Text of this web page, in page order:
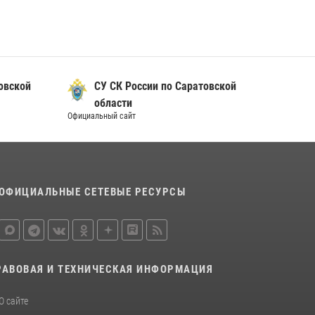
СУ СК России по Саратовской
области
Официальный сайт
СЕТЕВЫЕ РЕСУРСЫ
И ТЕХНИЧЕСКАЯ ИНФОРМАЦИЯ
О сайте